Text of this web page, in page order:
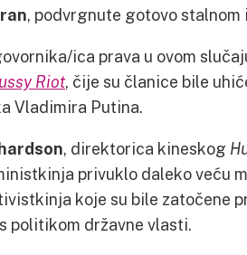
, podvrgnute gotovo stalnom
ica prava u ovom
Riot, čije su članice bile
Vladimira Putina.
, direktorica kineskog
privuklo daleko veću
koje su bile zatočene
politikom državne vlasti.